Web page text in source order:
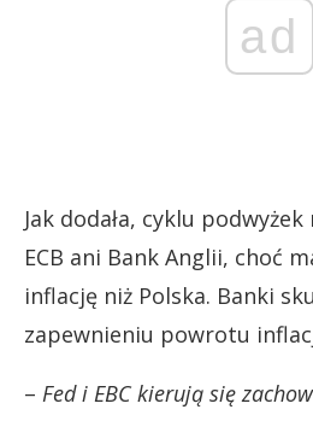
ad
Jak dodała, cyklu podwyżek
ECB ani Bank Anglii, choć
inflację niż Polska. Banki
zapewnieniu powrotu
– Fed i EBC kierują się